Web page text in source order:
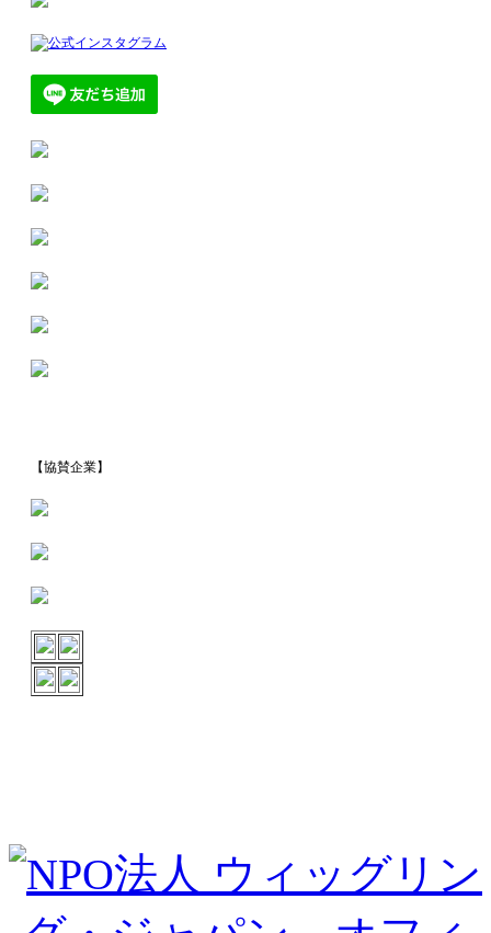
【協賛企業】